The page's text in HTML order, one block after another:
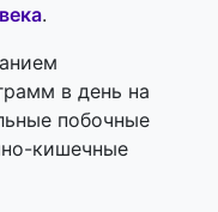
.
в день на
побочные
кишечные